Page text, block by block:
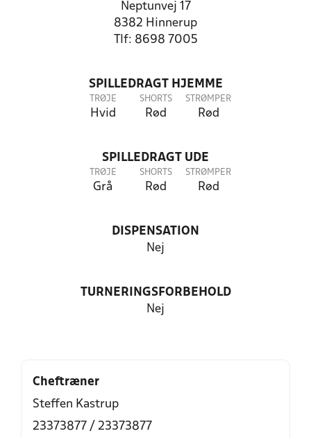
Neptunvej 17
8382 Hinnerup
Tlf: 8698 7005
SPILLEDRAGT HJEMME
TRØJE
Hvid
SHORTS
Rød
STRØMPER
Rød
SPILLEDRAGT UDE
TRØJE
Grå
SHORTS
Rød
STRØMPER
Rød
DISPENSATION
Nej
TURNERINGSFORBEHOLD
Nej
Cheftræner
Steffen Kastrup
23373877 / 23373877